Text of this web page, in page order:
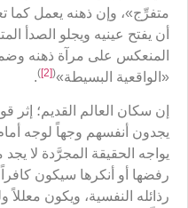
متفرِّج»، وإن ذهنه يعمل كما
أن يفتح عينيه ويجلو الصدأ
المنعكس على مرآة ذهنه
«الواقعية البسيطة»(
[2]
)
.
إن سكان العالم القديم؛ إثر
يجدون أنفسهم وجهاً لوجه
يواجه الحقيقة المجرَّدة لا يجد
رفضها أو أنكرها سيكون
رذائله النفسية، ويكون معللاً